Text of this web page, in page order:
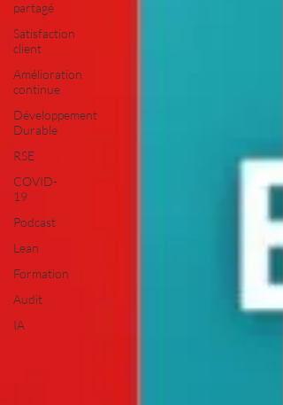
partagé
Satisfaction
client
Amélioration
continue
Développement
Durable
RSE
COVID-
19
Podcast
Lean
Formation
Audit
IA